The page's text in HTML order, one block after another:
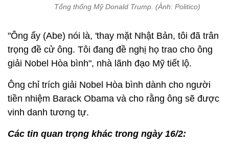
Tổng thống Mỹ Donald Trump. (Ảnh: Politico)
"Ông ấy (Abe) nói là, 'thay mặt Nhật Bản, tôi đã trân
trọng đề cử ông. Tôi đang đề nghị họ trao cho ông
giải Nobel Hòa bình", nhà lãnh đạo Mỹ tiết lộ.
Ông chỉ trích giải Nobel Hòa bình dành cho người
tiền nhiệm Barack Obama và cho rằng ông sẽ được
vinh danh tương tự.
Các tin quan trọng khác trong ngày 16/2: